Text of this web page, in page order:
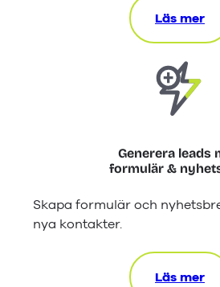
Läs mer
Generera leads
formulär &
Skapa formulär och
nya kontakter.
Läs mer